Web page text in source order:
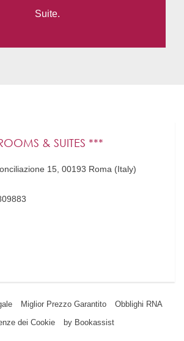
Suite.
& SUITES ***
15,00193 Roma (Italy)
Miglior Prezzo Garantito
Obblighi RNA
dei Cookie
by Bookassist